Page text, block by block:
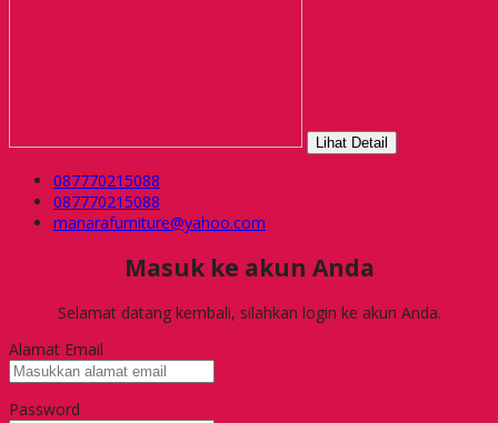
Lihat Detail
087770215088
087770215088
manarafurniture@yahoo.com
Masuk ke akun Anda
Selamat datang kembali, silahkan login ke akun Anda.
Alamat Email
Password